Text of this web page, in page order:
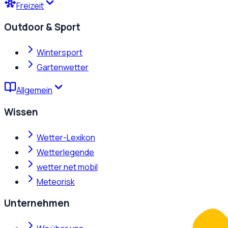
Freizeit
Outdoor & Sport
Wintersport
Gartenwetter
Allgemein
Wissen
Wetter-Lexikon
Wetterlegende
wetter.net mobil
Meteorisk
Unternehmen